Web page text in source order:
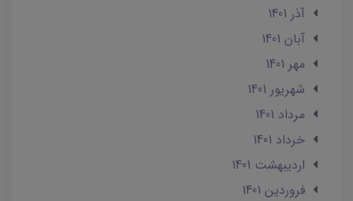
آذر 1401
آبان 1401
مهر 1401
شهریور 1401
مرداد 1401
خرداد 1401
ارديبهشت 1401
فروردین 1401